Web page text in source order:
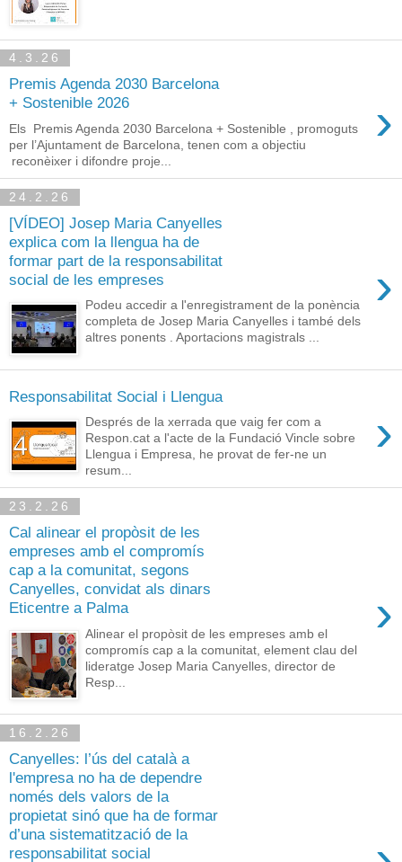
4.3.26
Premis Agenda 2030 Barcelona
+ Sostenible 2026
›
Els Premis Agenda 2030 Barcelona + Sostenible , promoguts
per l’Ajuntament de Barcelona, tenen com a objectiu
reconèixer i difondre proje...
24.2.26
[VÍDEO] Josep Maria Canyelles
explica com la llengua ha de
formar part de la responsabilitat
social de les empreses
›
Podeu accedir a l'enregistrament de la ponència
completa de Josep Maria Canyelles i també dels
altres ponents . Aportacions magistrals ...
Responsabilitat Social i Llengua
›
Després de la xerrada que vaig fer com a
Respon.cat a l'acte de la Fundació Vincle sobre
Llengua i Empresa, he provat de fer-ne un
resum...
23.2.26
Cal alinear el propòsit de les
empreses amb el compromís
cap a la comunitat, segons
Canyelles, convidat als dinars
Eticentre a Palma
›
Alinear el propòsit de les empreses amb el
compromís cap a la comunitat, element clau del
lideratge Josep Maria Canyelles, director de
Resp...
16.2.26
Canyelles: l’ús del català a
l'empresa no ha de dependre
només dels valors de la
propietat sinó que ha de formar
d’una sistematització de la
responsabilitat social